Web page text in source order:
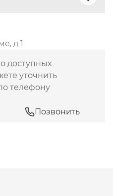
д 1
доступных
уточнить
телефону
Позвонить